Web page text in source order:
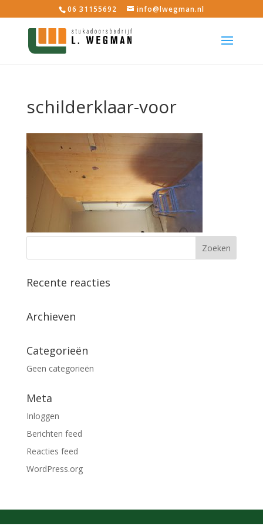
06 31155692 info@lwegman.nl
schilderklaar-voor
Recente reacties
Archieven
Categorieën
Geen categorieën
Meta
Inloggen
Berichten feed
Reacties feed
WordPress.org